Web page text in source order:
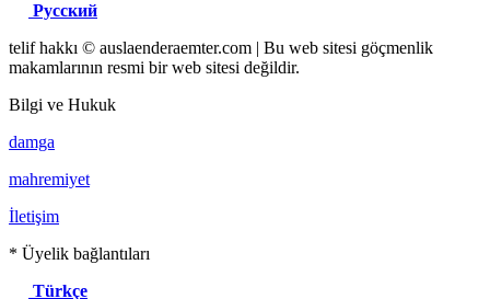
Русский
telif hakkı © auslaenderaemter.com | Bu web sitesi göçmenlik
makamlarının resmi bir web sitesi değildir.
Bilgi ve Hukuk
damga
mahremiyet
İletişim
* Üyelik bağlantıları
Türkçe